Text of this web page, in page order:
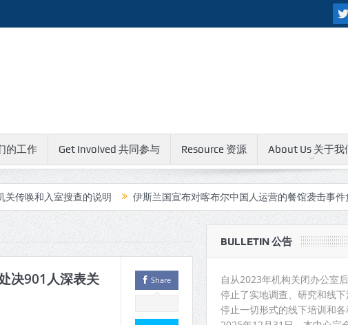
的工作 Get Involved 共同参与 Resource 资源 About Us 关于我
搜查的说明 伊斯兰国宣布对喀布尔中国人运营的餐馆袭击事件负责 文
决901人深表关
Share
BULLETIN 公告
自从2023年机构关闭办公室
停止了实地调查、研究和线
停止一切形式的线下培训和各